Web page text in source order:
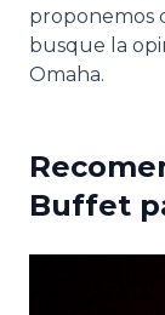
proponemos
busque la
Omaha.
Buffet